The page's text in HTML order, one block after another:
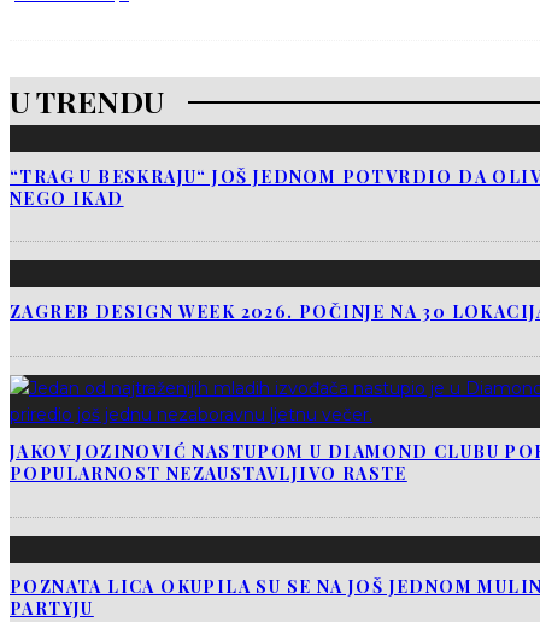
U TRENDU
“TRAG U BESKRAJU“ JOŠ JEDNOM POTVRDIO DA
NEGO IKAD
ZAGREB DESIGN WEEK 2026. POČINJE NA 30
JAKOV JOZINOVIĆ NASTUPOM U DIAMOND CLUBU
POPULARNOST NEZAUSTAVLJIVO RASTE
POZNATA LICA OKUPILA SU SE NA JOŠ JEDNOM
PARTYJU